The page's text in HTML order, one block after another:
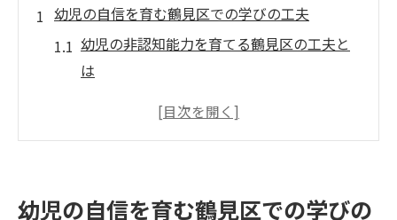
幼児の自信を育む鶴見区での学びの工夫
幼児の非認知能力を育てる鶴見区の工夫と
は
横浜市鶴見区で実践できる幼児自信育成法
方
幼児の自信を育む鶴見区での学びの